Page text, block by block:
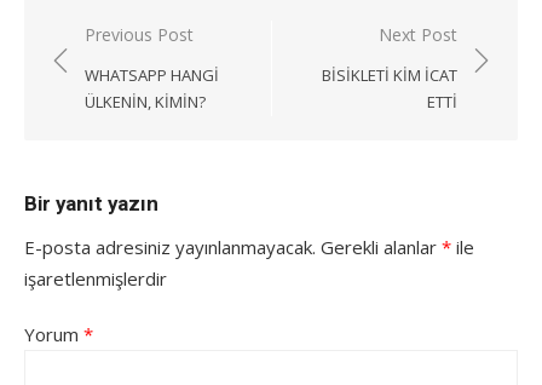
Yazı
gezinmesi
Previous Post
WHATSAPP HANGI
ÜLKENIN, KIMIN?
Next Post
BISIKLETI KIM ICAT
ETTI
Bir yanıt yazın
E-posta adresiniz yayınlanmayacak. Gerekli alanlar * ile
işaretlenmişlerdir
Yorum *